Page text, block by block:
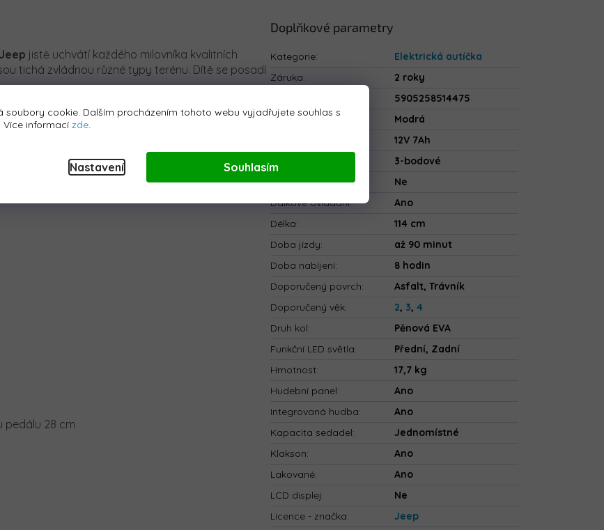
soubory cookie. Dalším procházením tohoto webu vyjadřujete souhlas s
Více informací zde
Nastavení Souhlasím
Jeep jistě uchvátí každého milovníka kvalitních
tichá zvládnou různé typy terénu. Dítě se posadí
MP3, USBa předem nahranými melodiemi. Volant
brzdy, která se aktivuje ihned po spuštění nohy
tlačítko Stop, které ihned zastaví vozidlo a
pedálu 28 cm
Doplňkové parametry
Kategorie:
Elektrická autíčka
Záruka:
2 roky
5905258514475
Barva:
Modrá
12V 7Ah
3-bodové
Bluetooth:
Ne
Dálkové ovládání:
Ano
Délka:
114 cm
Doba jízdy:
až 90 minut
Doba nabíjení:
8 hodin
Doporučený povrch:
Asfalt, Trávník
Doporučený věk: 2, 3,4
Druh kol:
Pěnová EVA
Funkční LED světla:
Přední, Zadní
Hmotnost:
17,7 kg
Hudební panel:
Ano
Integrovaná hudba:
Ano
Kapacita sedadel:
Jednomístné
Klakson:
Ano
Lakované:
Ano
LCD displej:
Ne
Licence - značka:
Jeep